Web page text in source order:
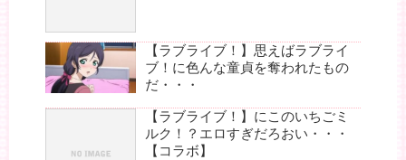
【ラブライブ！】思えばラブライ
ブ！に色んな童貞を奪われたもの
だ・・・
【ラブライブ！】にこのいちごミ
ルク！？エロすぎだろおい・・・
【コラボ】